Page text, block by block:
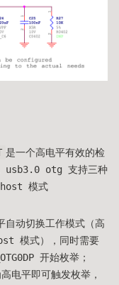
是一个高电平有效的检
usb3.0 otg 支持三种
模式
动切换工作模式（高
模式），同时需要
开始枚举；
电平即可触发枚举，